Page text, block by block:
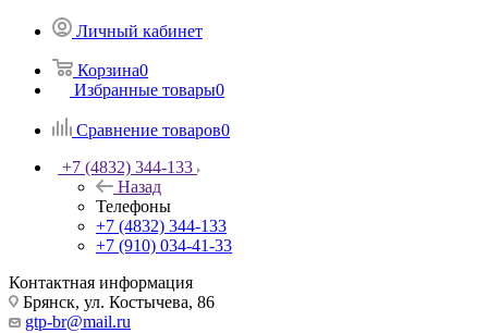
Личный кабинет
Корзина0
Избранные товары0
Сравнение товаров0
+7 (4832) 344-133
Назад
Телефоны
+7 (4832) 344-133
+7 (910) 034-41-33
Контактная информация
Брянск, ул. Костычева, 86
gtp-br@mail.ru